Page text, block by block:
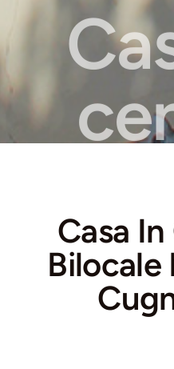
Casa
Bilocale